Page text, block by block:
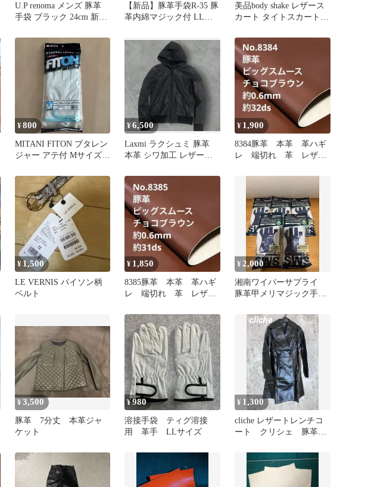
U.P renoma メンズ 豚革
手袋 ブラック 24cm 新品
【新品】豚革手袋R-35 豚
革内綿マジック付 LLサ
美品body shake レザース
カート タイトスカート
¥800
MITANI FITON ブタレン
ジャー アテ付 Mサイズ
¥6,500
Laxmi ラクシュミ 豚革
本革 シワ加工 レザーパ
¥ 1,900
8384豚革 本革 革ハギ
レ 端切れ 革 レザー
¥ 1,500
LE VERNIS パイソン柄
ベルト
¥ 1,850
8385豚革 本革 革ハギ
レ 端切れ 革 レザー
¥ 2,000
湘南ワイパーサプライ
豚革甲メリマジック手
¥3,500
豚革 7分丈 本革ジャ
ケット
¥980
溶接手袋 ティグ溶接
用 革手 LLサイズ
¥ 1,300
cliche レザートレンチコ
ート クリシェ 豚革